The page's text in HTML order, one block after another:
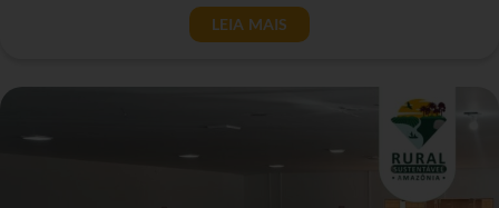
LEIA MAIS